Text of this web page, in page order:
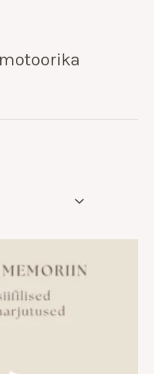
kuni
€10.00